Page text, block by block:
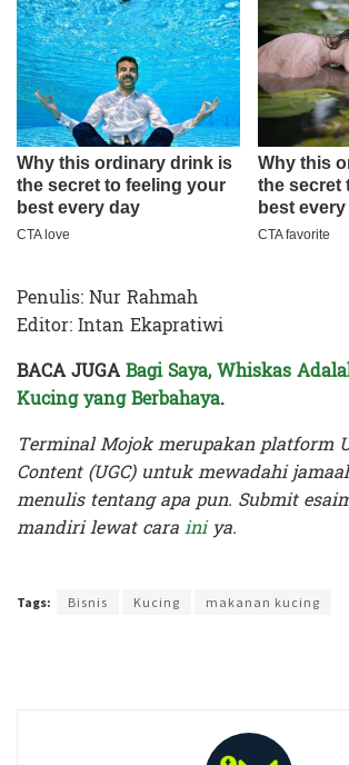
Penulis: Nur Rahmah
Editor: Intan Ekapratiwi
BACA JUGABagi Saya, Whiskas
Kucing yang Berbahaya.
Terminal Mojok merupakan platform
Content (UGC) untuk mewadahi
menulis tentang apa pun. Submit
mandiri lewat carainiya.
Tags: Bisnis Kucing makanan kucing